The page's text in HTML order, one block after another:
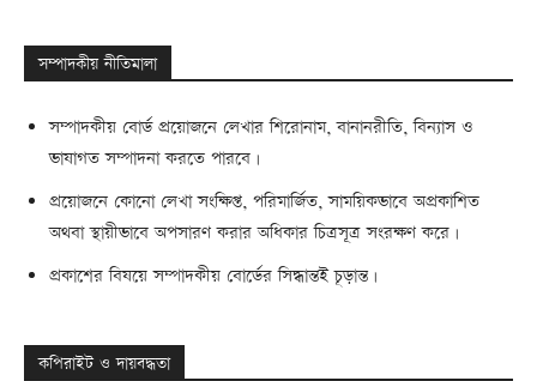
সম্পাদকীয় নীতিমালা
সম্পাদকীয় বোর্ড প্রয়োজনে লেখার শিরোনাম, বানানরীতি, বিন্যাস ও
ভাষাগত সম্পাদনা করতে পারবে।
প্রয়োজনে কোনো লেখা সংক্ষিপ্ত, পরিমার্জিত, সাময়িকভাবে অপ্রকাশিত
অথবা স্থায়ীভাবে অপসারণ করার অধিকার চিত্রসূত্র সংরক্ষণ করে।
প্রকাশের বিষয়ে সম্পাদকীয় বোর্ডের সিদ্ধান্তই চূড়ান্ত।
কপিরাইট ও দায়বদ্ধতা